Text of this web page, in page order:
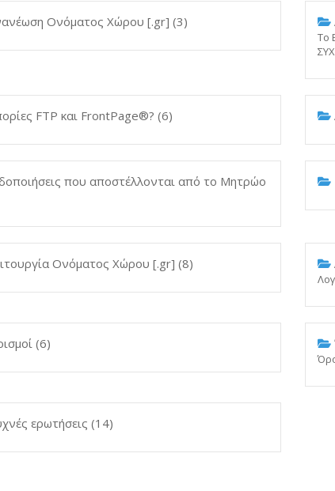
Ονόματος Χώρου [.gr] (3)
Το
FTP και FrontPage®? (6)
που αποστέλλονται από το Μητρώο
Ονόματος Χώρου [.gr] (8)
(6)
ερωτήσεις (14)